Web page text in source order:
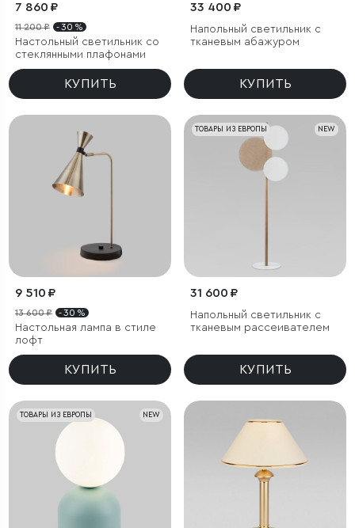
7 860 ₽
11 200 ₽ - 30 %
Настольный светильник со
стеклянными плафонами
КУПИТЬ
33 400 ₽
Напольный светильник с
тканевым абажуром
КУПИТЬ
9 510 ₽
13 600 ₽ - 30 %
Настольная лампа в стиле
лофт
КУПИТЬ
NEW
ТОВАРЫ ИЗ ЕВРОПЫ
31 600 ₽
Напольный светильник с
тканевым рассеивателем
КУПИТЬ
NEW
ТОВАРЫ ИЗ ЕВРОПЫ